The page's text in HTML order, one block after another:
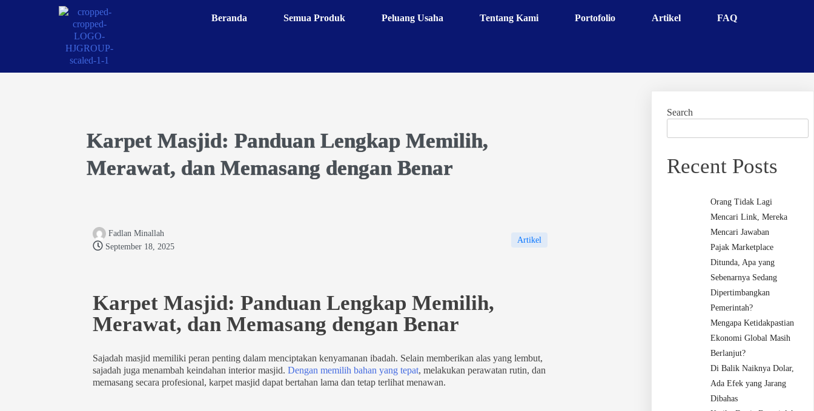
Beranda Semua Produk Peluang Usaha Tentang Kami Portofolio Artikel FAQ
Karpet Masjid: Panduan Lengkap Memilih,
Merawat, dan Memasang dengan Benar
Fadlan Minallah
September 18, 2025
Artikel
Karpet Masjid: Panduan Lengkap Memilih,
Merawat, dan Memasang dengan Benar
Sajadah masjid memiliki peran penting dalam menciptakan kenyamanan ibadah. Selain memberikan alas yang lembut,
sajadah juga menambah keindahan interior masjid. Dengan memilih bahan yang tepat, melakukan perawatan rutin, dan
memasang secara profesional, karpet masjid dapat bertahan lama dan tetap terlihat menawan.
Search
Recent Posts
Orang Tidak Lagi
Mencari Link, Mereka
Mencari Jawaban
Pajak Marketplace
Ditunda, Apa yang
Sebenarnya Sedang
Dipertimbangkan
Pemerintah?
Mengapa Ketidakpastian
Ekonomi Global Masih
Berlanjut?
Di Balik Naiknya Dolar,
Ada Efek yang Jarang
Dibahas